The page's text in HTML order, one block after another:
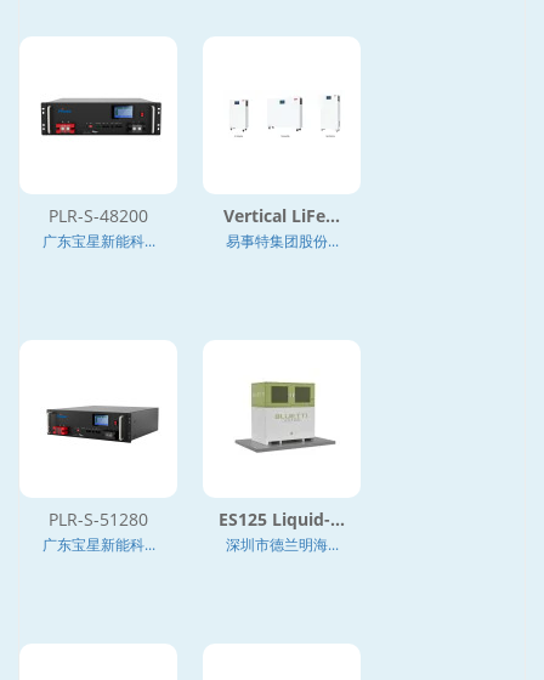
PLR-S-48200
广东宝星新能科...
Vertical LiFe...
易事特集团股份...
PLR-S-51280
广东宝星新能科...
ES125 Liquid-...
深圳市德兰明海...